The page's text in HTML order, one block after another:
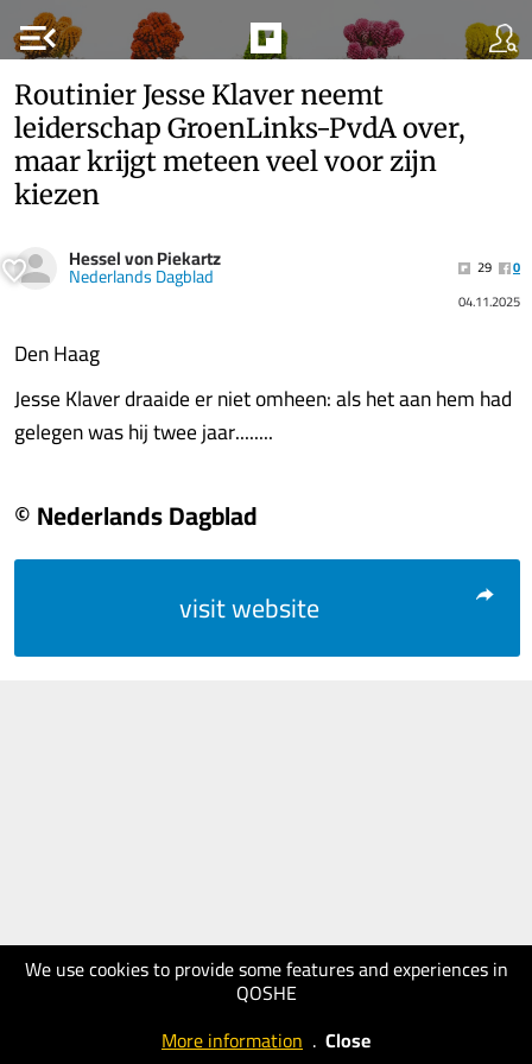
menu_open
We use cookies to provide some features and experiences in
QOSHE
More information . Close
Routinier Jesse Klaver neemt
leiderschap GroenLinks-PvdA over,
maar krijgt meteen veel voor zijn
kiezen
Hessel von Piekartz
Nederlands Dagblad 29
0
04.11.2025
Den Haag
Jesse Klaver draaide er niet omheen: als het aan hem had
gelegen was hij twee jaar........
© Nederlands Dagblad
visit website